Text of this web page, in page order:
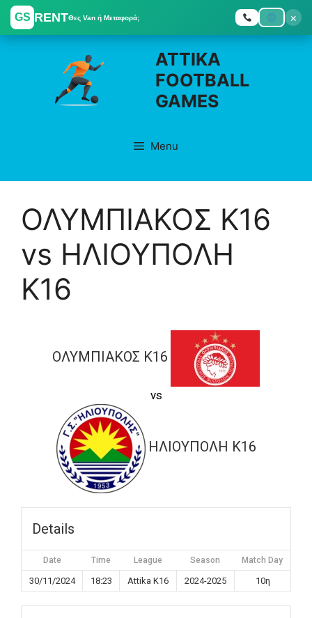
GS RENTΘες Van ή Μεταφορά;
×
Skip
ATTIKA
FOOTBALL
GAMES
Menu
ΟΛΥΜΠΙΑΚΟΣ K16
vs ΗΛΙΟΥΠΟΛΗ
K16
ΟΛΥΜΠΙΑΚΟΣ K16
vs
ΗΛΙΟΥΠΟΛΗ K16
Details
Date Time League Season Match Day
30/11/2024 18:23 Attika K16 2024-2025 10η